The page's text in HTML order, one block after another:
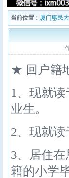
当前位置： 厦门惠民
★ 回户籍
1、现就
业生。
2、现就
3、居住
籍的小学